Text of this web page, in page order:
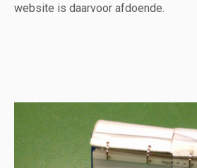
website is daarvoor afdoende.